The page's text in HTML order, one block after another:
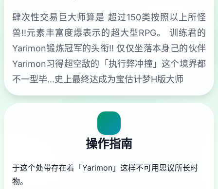
肆次性交易巨大师算是 超过150类按照以上所怪
兽!!元素丰富度爆表示的超大型RPG。 训练君的
Yarimon锻炼冠军的头衔!! 仅仅坐落本身己的伙伴
Yarimon习得超空敌的「执行弊冲撞」这个境界都
不一型毕...史上最终达成为宝估计梦H版大师
操作指南
于这个处带存在着「Yarimon」这样不可用思议所长时
物。